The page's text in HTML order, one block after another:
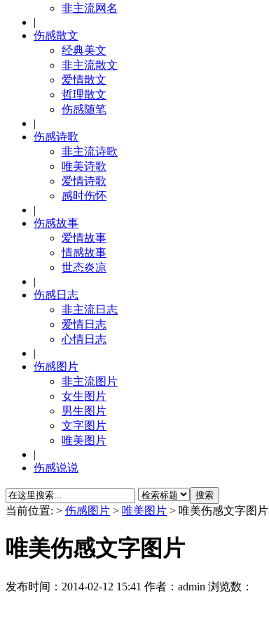
非主流网名
|
伤感散文
经典美文
非主流散文
爱情散文
哲理散文
伤感随笔
|
伤感诗歌
非主流诗歌
唯美诗歌
爱情诗歌
感时伤怀
|
伤感故事
爱情故事
情感故事
世态炎凉
|
伤感日志
非主流日志
爱情日志
心情日志
|
伤感图片
非主流图片
女生图片
男生图片
文字图片
唯美图片
|
伤感说说
当前位置: > 伤感图片 > 唯美图片 > 唯美伤感文字图片
唯美伤感文字图片
发布时间： 2014-02-12 15:41 作者：admin 浏览数：